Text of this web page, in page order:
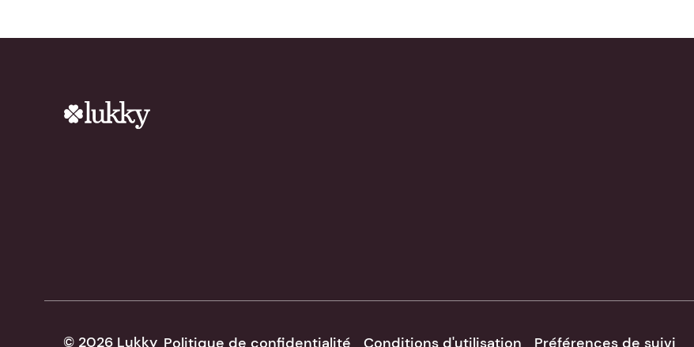
Politique de confidentialité Conditions d'utilisation Préférences de suivi
© 2026 Lukky